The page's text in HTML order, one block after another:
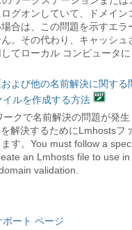
グオンしていて、ドメイン
合は、この問題を示すエラ
。その代わり、キャッシュ
てローカル コンピュータに
および他の名前解決に関する
ルを作成する方法
ークで名前解決の問題が発生
解決するためにLmhostsフ
す。You must follow a
an Lmhosts file to use in
validation.
ート ページ